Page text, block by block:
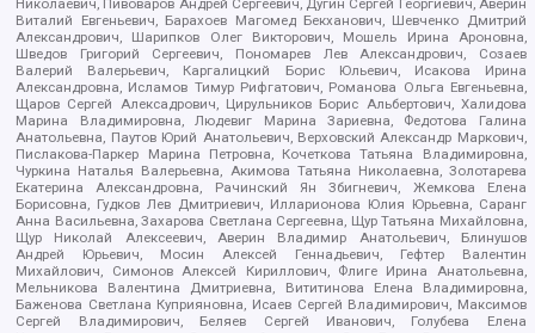
Николаевич, Пивоваров Андрей Сергеевич, Дугин Сергей Георгиевич, Аверин
Виталий Евгеньевич, Барахоев Магомед Бекханович, Шевченко Дмитрий
Александрович, Шарипков Олег Викторович, Мошель Ирина Ароновна,
Шведов Григорий Сергеевич, Пономарев Лев Александрович, Созаев
Валерий Валерьевич, Каргалицкий Борис Юльевич, Исакова Ирина
Александровна, Исламов Тимур Рифгатович, Романова Ольга Евгеньевна,
Щаров Сергей Алексадрович, Цирульников Борис Альбертович, Халидова
Марина Владимировна, Людевиг Марина Зариевна, Федотова Галина
Анатольевна, Паутов Юрий Анатольевич, Верховский Александр Маркович,
Пислакова-Паркер Марина Петровна, Кочеткова Татьяна Владимировна,
Чуркина Наталья Валерьевна, Акимова Татьяна Николаевна, Золотарева
Екатерина Александровна, Рачинский Ян Збигневич, Жемкова Елена
Борисовна, Гудков Лев Дмитриевич, Илларионова Юлия Юрьевна, Саранг
Анна Васильевна, Захарова Светлана Сергеевна, Щур Татьяна Михайловна,
Щур Николай Алексеевич, Аверин Владимир Анатольевич, Блинушов
Андрей Юрьевич, Мосин Алексей Геннадьевич, Гефтер Валентин
Михайлович, Симонов Алексей Кириллович, Флиге Ирина Анатольевна,
Мельникова Валентина Дмитриевна, Вититинова Елена Владимировна,
Баженова Светлана Куприяновна, Исаев Сергей Владимирович, Максимов
Сергей Владимирович, Беляев Сергей Иванович, Голубева Елена